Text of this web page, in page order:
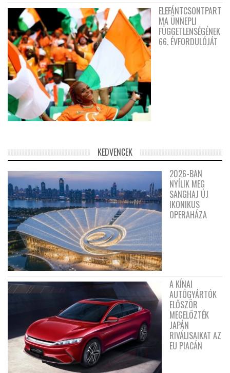
ELEFÁNTCSONTPART
MA ÜNNEPLI
FÜGGETLENSÉGÉNEK
66. ÉVFORDULÓJÁT
KEDVENCEK
2026-BAN
NYÍLIK MEG
SANGHAJ ÚJ
IKONIKUS
OPERAHÁZA
A KÍNAI
AUTÓGYÁRTÓK
ELŐSZÖR
MEGELŐZTÉK
JAPÁN
RIVÁLISAIKAT AZ
EU PIACÁN